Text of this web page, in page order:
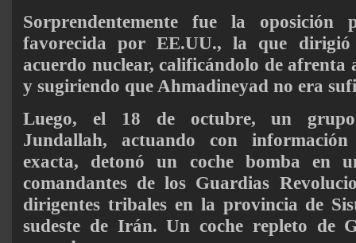
Sorprendentemente fue la oposición
favorecida por EE.UU., la que
acuerdo nuclear, calificándolo de afrenta
y sugiriendo que Ahmadineyad no era
Luego, el 18 de octubre, un
Jundallah, actuando con información
exacta, detonó un coche bomba en
comandantes de los Guardias
dirigentes tribales en la provincia de
sudeste de Irán. Un coche repleto de